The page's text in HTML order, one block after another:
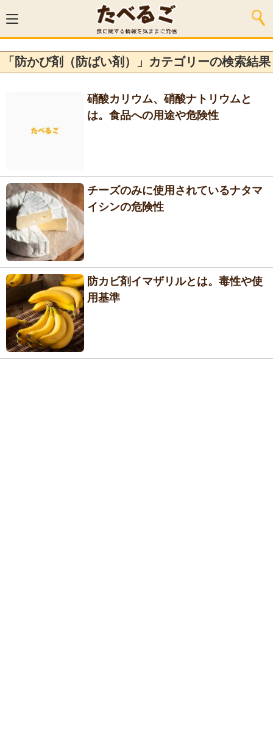
「防かび剤（防ばい剤）」カテゴリーの検索結果
硝酸カリウム、硝酸ナトリウムと
は。食品への用途や危険性
チーズのみに使用されているナタマ
イシンの危険性
防カビ剤イマザリルとは。毒性や使
用基準